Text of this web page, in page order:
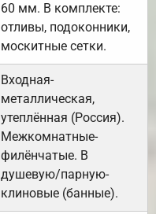
60 мм. В комплекте:
отливы, подоконники,
москитные сетки.
Входная-
металлическая,
утеплённая (Россия).
Межкомнатные-
филёнчатые. В
душевую/парную-
клиновые (банные).